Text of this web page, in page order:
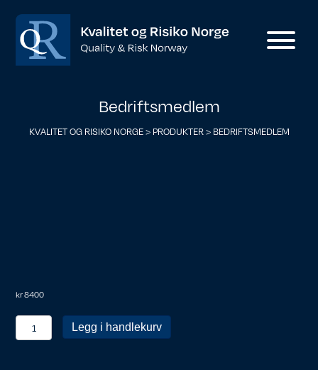
Bedriftsmedlem
KVALITET OG RISIKO NORGE> PRODUKTER> BEDRIFTSMEDLEM
kr8400
Bedriftsmedlem
antall
Legg i handlekurv